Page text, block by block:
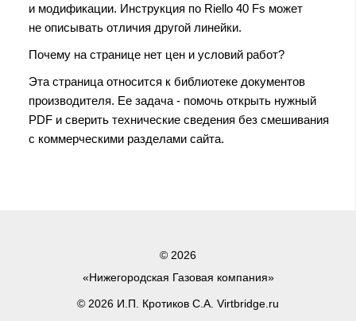
и модификации. Инструкция по Riello 40 Fs может
не описывать отличия другой линейки.
Почему на странице нет цен и условий работ?
Эта страница относится к библиотеке документов
производителя. Ее задача - помочь открыть нужный
PDF и сверить технические сведения без смешивания
с коммерческими разделами сайта.
© 2026
«Нижегородская Газовая компания»
© 2026 И.П. Кротиков С.А. Virtbridge.ru